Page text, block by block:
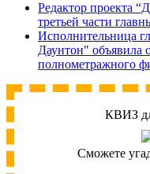
Редактор проекта
третьей части
Исполнительница
Даунтон" объявила
полнометражного
КВИЗ
Сможете